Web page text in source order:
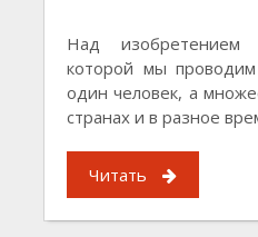
Над
которой мы
один человек, а
странах и в разное
Читать